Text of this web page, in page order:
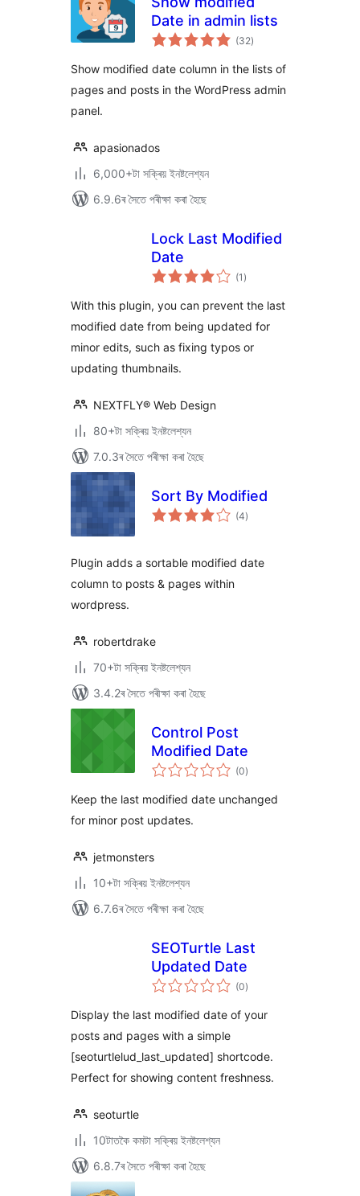
Date in admin lists
(32টা
মুঠ)
Show modified date column in the lists of
pages and posts in the WordPress admin
panel.
apasionados
6,000+টা সক্ৰিয় ইনষ্টলেশ্যন
6.9.6ৰ সৈতে পৰীক্ষা কৰা হৈছে
Lock Last Modified
Date
(1 টা
মুঠ)
With this plugin, you can prevent the last
modified date from being updated for
minor edits, such as fixing typos or
updating thumbnails.
NEXTFLY® Web Design
80+টা সক্ৰিয় ইনষ্টলেশ্যন
7.0.3ৰ সৈতে পৰীক্ষা কৰা হৈছে
Sort By Modified
(4টা
মুঠ)
Plugin adds a sortable modified date
column to posts & pages within
wordpress.
robertdrake
70+টা সক্ৰিয় ইনষ্টলেশ্যন
3.4.2ৰ সৈতে পৰীক্ষা কৰা হৈছে
Сontrol Post
Modified Date
(0টা
মুঠ)
Keep the last modified date unchanged
for minor post updates.
jetmonsters
10+টা সক্ৰিয় ইনষ্টলেশ্যন
6.7.6ৰ সৈতে পৰীক্ষা কৰা হৈছে
SEOTurtle Last
Updated Date
(0টা
মুঠ)
Display the last modified date of your
posts and pages with a simple
[seoturtlelud_last_updated] shortcode.
Perfect for showing content freshness.
seoturtle
10টাতকৈ কমটা সক্ৰিয় ইনষ্টলেশ্যন
6.8.7ৰ সৈতে পৰীক্ষা কৰা হৈছে